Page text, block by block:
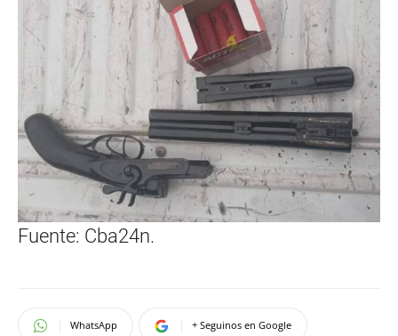
Fuente: Cba24n.
WhatsApp + Seguinos en Google